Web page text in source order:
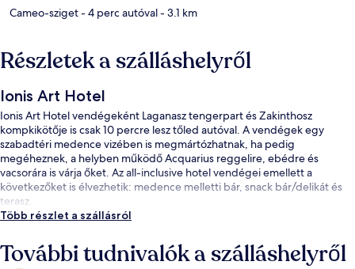
Cameo-sziget- 4 perc autóval- 3.1 km
Részletek a szálláshelyről
Ionis Art Hotel
Ionis Art Hotel vendégeként Laganasz tengerpart és Zakinthosz
kompkikötője is csak 10 percre lesz tőled autóval. A vendégek egy
szabadtéri medence vizében is megmártózhatnak, ha pedig
megéheznek, a helyben működő Acquarius reggelire, ebédre és
vacsorára is várja őket. Az all-inclusive hotel vendégei emellett a
következőket is élvezhetik: medence melletti bár, snack bár/delikát és
terasz.
Több részlet a szállásról
További tudnivalók a szálláshelyről